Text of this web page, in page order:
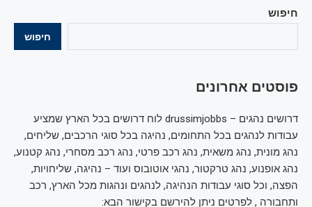
חיפוש
חיפוש
פוסטים אחרונים
דרושים נהגים – drussimjobbs לוח דרושים בכל הארץ שמציע
עבודות לנהגים בכל התחומים, נהיגה בכל סוגי הרכבים, שליחים,
נהג מונית, נהג משאית, נהג רכב פרטי, נהג רכב מסחרי, נהג קטנוע,
נהג אופנוע, נהג טרקטור, נהגי אוטובוס ועוד – נהיגה, שליחויות,
הפצה, וכל סוגי עבודות הנהיגה, לנהגים ונהגות מכל הארץ, רכב
ותחבורה , לפרטים ניתן להירשם בקישור הבא: